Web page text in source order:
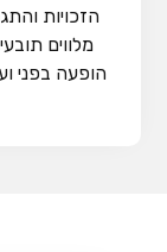
הזכויות
מלווים
הופעה בפני